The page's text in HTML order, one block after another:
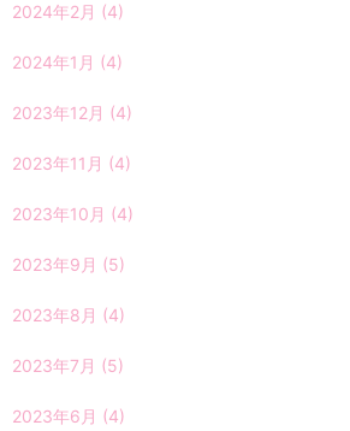
2024年2月 (4)
2024年1月 (4)
2023年12月 (4)
2023年11月 (4)
2023年10月 (4)
2023年9月 (5)
2023年8月 (4)
2023年7月 (5)
2023年6月 (4)